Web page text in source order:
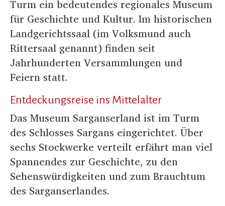
Turm ein bedeutendes regionales Museum
für Geschichte und Kultur. Im historischen
Landgerichtssaal (im Volksmund auch
Rittersaal genannt) finden seit
Jahrhunderten Versammlungen und
Feiern statt.
Entdeckungsreise ins Mittelalter
Das Museum Sarganserland ist im Turm
des Schlosses Sargans eingerichtet. Über
sechs Stockwerke verteilt erfährt man viel
Spannendes zur Geschichte, zu den
Sehenswürdigkeiten und zum Brauchtum
des Sarganserlandes.